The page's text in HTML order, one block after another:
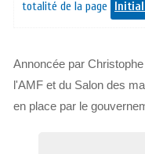
totalité de la page
Annoncée par
l'AMF et du Salon des
en place par le